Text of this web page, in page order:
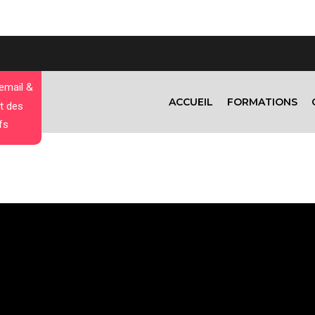
ACCUEIL FORMATIONS
&
des